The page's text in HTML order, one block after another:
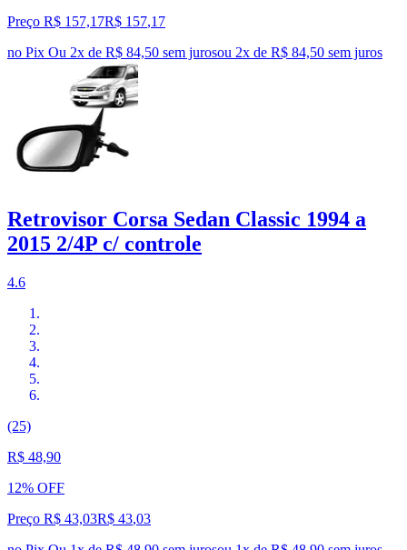
Preço R$ 157,17R$ 157,17
no Pix Ou 2x de R$ 84,50 sem jurosou 2x de R$ 84,50 sem juros
Retrovisor Corsa Sedan Classic 1994 a
2015 2/4P c/ controle
4.6
(25)
R$ 48,90
12% OFF
Preço R$ 43,03R$ 43,03